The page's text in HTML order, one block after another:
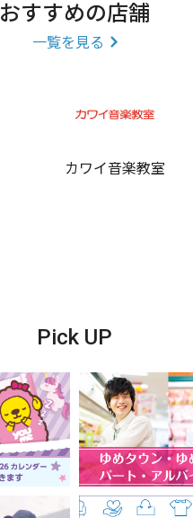
おすすめの店舗
一覧を見る
カワイ音楽教室
Pick UP